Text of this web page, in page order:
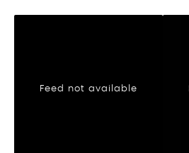
Feed not available